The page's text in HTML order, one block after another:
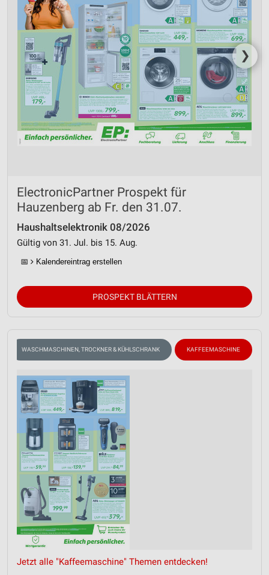
❯
ElectronicPartner Prospekt für
Hauzenberg ab Fr. den 31.07.
Haushaltselektronik 08/2026
Gültig von 31. Jul. bis 15. Aug.
📅 Kalendereintrag erstellen
PROSPEKT BLÄTTERN
WASCHMASCHINEN, TROCKNER & KÜHLSCHRANK KAFFEEMASCHINE
Jetzt alle "Kaffeemaschine" Themen entdecken!